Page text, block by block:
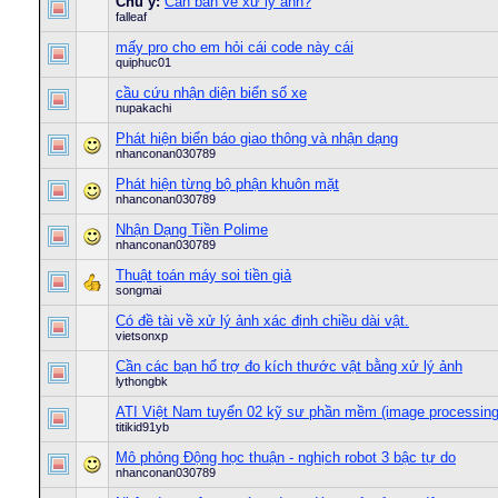
falleaf
mấy pro cho em hỏi cái code này cái
quiphuc01
cầu cứu nhận diện biển số xe
nupakachi
Phát hiện biển báo giao thông và nhận dạng
nhanconan030789
Phát hiện từng bộ phận khuôn mặt
nhanconan030789
Nhận Dạng Tiền Polime
nhanconan030789
Thuật toán máy soi tiền giả
songmai
Có đề tài về xử lý ảnh xác định chiều dài vật.
vietsonxp
Cần các bạn hổ trợ đo kích thước vật bằng xử lý ảnh
lythongbk
ATI Việt Nam tuyển 02 kỹ sư phần mềm (image
titikid91yb
Mô phỏng Động học thuận - nghịch robot 3 bậc tự do
nhanconan030789